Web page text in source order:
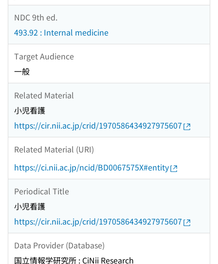
NDC 9th ed.
493.92 : Internal medicine
Target Audience
一般
Related Material
小児看護
https://cir.nii.ac.jp/crid/1970586434927975607
Related Material (URI)
https://ci.nii.ac.jp/ncid/BD0067575X#entity
Periodical Title
小児看護
https://cir.nii.ac.jp/crid/1970586434927975607
Data Provider (Database)
国立情報学研究所 : CiNii Research